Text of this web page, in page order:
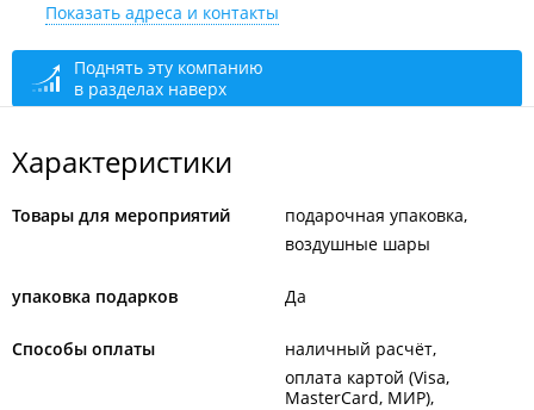
+7 964 443-43-14
+7 962 336-53-38
открыто: 10:00–21:00
Показать адреса и контакты
Поднять эту компанию
в разделах наверх
Характеристики
Товары для мероприятий
подарочная упаковка
воздушные шары
упаковка подарков Да
Способы оплаты
наличный расчёт
оплата картой (Visa,
MasterCard, МИР)